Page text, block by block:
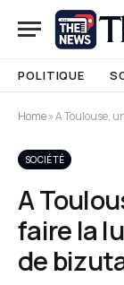
POLITIQUE
Home»A Toulouse, une
SOCIÉTÉ
A
faire la
de